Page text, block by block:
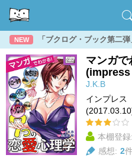
NEW 「ブクログ・ブック第二
マンガで
J.K.B
インプレス
本棚登録:
感想: 2